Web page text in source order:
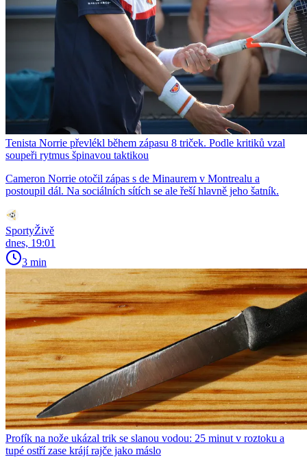
Tenista Norrie převlékl během zápasu 8 triček. Podle kritiků vzal
soupeři rytmus špinavou taktikou
Cameron Norrie otočil zápas s de Minaurem v Montrealu a
postoupil dál. Na sociálních sítích se ale řeší hlavně jeho šatník.
SportyŽivě
dnes, 19:01
3 min
Profík na nože ukázal trik se slanou vodou: 25 minut v roztoku a
tupé ostří zase krájí rajče jako máslo